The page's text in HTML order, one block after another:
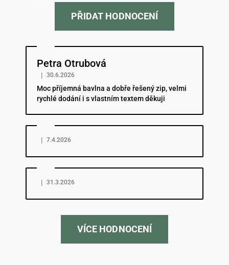
PŘIDAT HODNOCENÍ
Petra Otrubová
Hodnocení obchodu je 5 z 5 hvězdiček.
| 30.6.2026
Moc příjemná bavlna a dobře řešený zip, velmi
rychlé dodání i s vlastním textem děkuji
Hodnocení obchodu je 5 z 5 hvězdiček.
| 7.4.2026
Hodnocení obchodu je 5 z 5 hvězdiček.
| 31.3.2026
VÍCE HODNOCENÍ